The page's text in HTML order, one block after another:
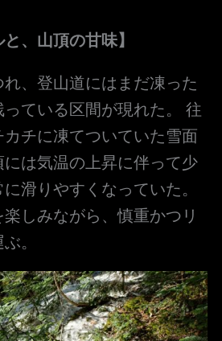
、山頂の甘味】
、登山道にはまだ凍った
ている区間が現れた。 往
チに凍てついていた雪面
には気温の上昇に伴って少
滑りやすくなっていた。
しみながら、慎重かつリ
。